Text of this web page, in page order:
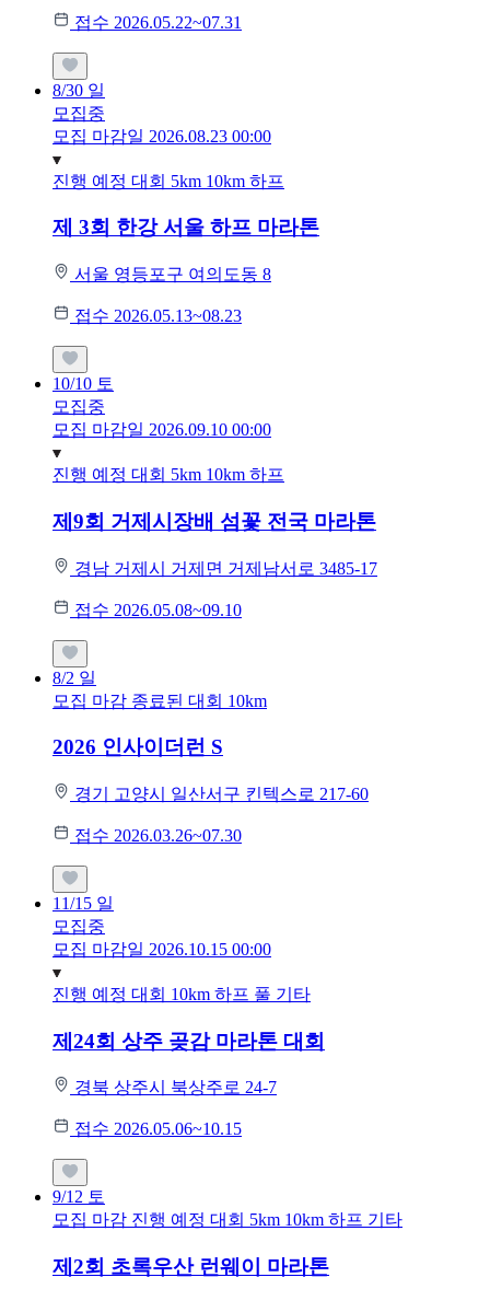
접수 2026.05.22~07.31
8/30 일
모집중
모집 마감일 2026.08.23 00:00
진행 예정 대회 5km 10km 하프
제 3회 한강 서울 하프 마라톤
서울 영등포구 여의도동 8
접수 2026.05.13~08.23
10/10 토
모집중
모집 마감일 2026.09.10 00:00
진행 예정 대회 5km 10km 하프
제9회 거제시장배 섬꽃 전국 마라톤
경남 거제시 거제면 거제남서로 3485-17
접수 2026.05.08~09.10
8/2 일
모집 마감 종료된 대회 10km
2026 인사이더런 S
경기 고양시 일산서구 킨텍스로 217-60
접수 2026.03.26~07.30
11/15 일
모집중
모집 마감일 2026.10.15 00:00
진행 예정 대회 10km 하프 풀 기타
제24회 상주 곶감 마라톤 대회
경북 상주시 북상주로 24-7
접수 2026.05.06~10.15
9/12 토
모집 마감 진행 예정 대회 5km 10km 하프 기타
제2회 초록우산 런웨이 마라톤